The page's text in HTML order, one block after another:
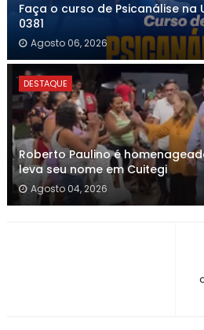
Faça o curso de Psicanálise na
0381
Agosto 06, 2026
DESTAQUE
Roberto Paulino é
leva seu nome em Cuitegi
Agosto 04, 2026